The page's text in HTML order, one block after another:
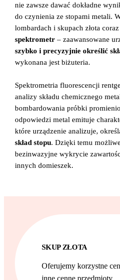
nie zawsze dawać dokładne
do czynienia ze stopami metali.
lombardach i skupach złota
spektrometr – zaawansowane
szybko i precyzyjnie określić
wykonana jest biżuteria.
Spektrometria fluorescencji
analizy składu chemicznego
bombardowania próbki
odpowiedzi metal emituje
które urządzenie analizuje,
skład stopu. Dzięki temu
bezinwazyjne wykrycie
innych domieszek.
SKUP ZŁOTA
Oferujemy korzystne